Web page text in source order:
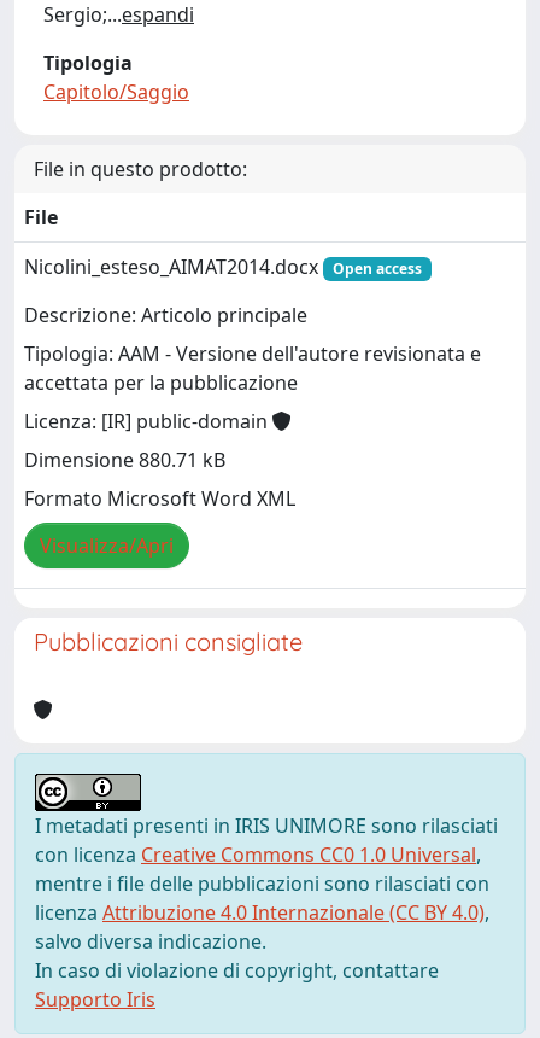
Sergio;...espandi
Tipologia
Capitolo/Saggio
File in questo prodotto:
File
Nicolini_esteso_AIMAT2014.docx
Open access
Descrizione: Articolo principale
Tipologia: AAM - Versione dell'autore revisionata e
accettata per la pubblicazione
Licenza: [IR] public-domain
Dimensione 880.71 kB
Formato Microsoft Word XML
Visualizza/Apri
Pubblicazioni consigliate
I metadati presenti in IRIS UNIMORE sono rilasciati
con licenza Creative Commons CC0 1.0 Universal,
mentre i file delle pubblicazioni sono rilasciati con
licenza Attribuzione 4.0 Internazionale (CC BY 4.0),
salvo diversa indicazione.
In caso di violazione di copyright, contattare
Supporto Iris